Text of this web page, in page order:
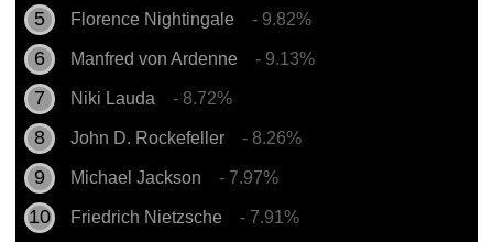
Florence Nightingale - 9.82%
Manfred von Ardenne - 9.13%
Niki Lauda - 8.72%
John D. Rockefeller - 8.26%
Michael Jackson - 7.97%
Friedrich Nietzsche - 7.91%